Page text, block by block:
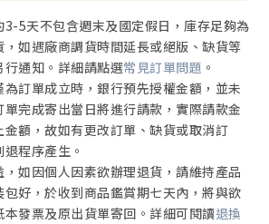
3-5天不包含週末及國定假日，庫存足夠為
，如遇廠商調貨時間延長或絕版、缺貨等
行通知。詳細請點選常見訂單問題 。
訂單成立時，銀行預先授權金額，並未
單完成寄出當日將進行請款，實際請款金
金額，故如有更改訂單、缺貨或取消訂
程序產生。
如因個人因素欲辦理退貨，請維持產品
包好，於收到商品鑑賞期七天內，將與欲
本發票及原出貨單寄回。詳細可閱讀退換